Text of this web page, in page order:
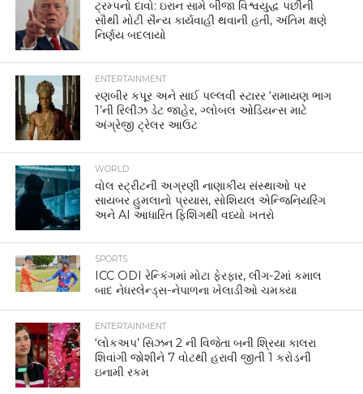
ટ્રમ્પનો દાવો: ઇરાન સામે બીજા વિશ્વયુદ્ધ પછીની
સૌથી મોટી સૈન્ય કાર્યવાહી થવાની હતી, અંતિમ ક્ષણે
નિર્ણય બદલાયો
ENTERTAINMENT
રણબીર કપૂર અને સાઈ પલ્લવી સ્ટારર ‘રામાયણ ભાગ
1’ની રિલીઝ ડેટ જાહેર, ગ્લોબલ ઓડિયન્સ માટે
અંગ્રેજી ટ્રેલર આઉટ
WORLD
વોલ સ્ટ્રીટની અગ્રણી નાણાકીય સંસ્થાઓ પર
સાયબર હુમલાનો પ્રયાસ, સોશિયલ એન્જિનિયરિંગ
અને AI આધારિત ફિશિંગથી વધ્યો ખતરો
SPORTS
ICC ODI રેન્કિંગમાં મોટા ફેરફાર, લીગ-2માં કમાલ
બાદ નેધરલેન્ડ્સ-નેપાળના ખેલાડીઓ ચમક્યા
ENTERTAINMENT
‘લોકઅપ’ સિઝન 2 ની વિજેતા બની શ્રિયા કાલરા
શિવાંગી જોશીને 7 વોટથી હરાવી જીતી 1 કરોડની
ઇનામી રકમ